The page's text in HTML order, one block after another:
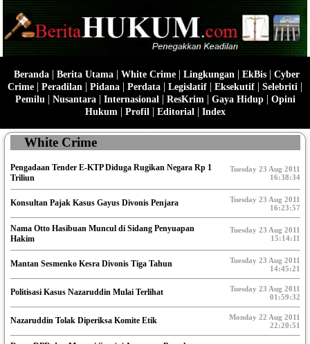
Beranda| Berita Utama| White Crime| Lingkungan | EkBis| Cyber
Crime | Peradilan | Pidana | Perdata | Legislatif | Eksekutif | Selebriti |
Pemilu | Nusantara| Internasional | ResKrim | Gaya Hidup| Opini
Hukum | Profil | Editorial | Index
White Crime
Pengadaan Tender E-KTP Diduga Rugikan Negara Rp 1
Triliun
Tuesday 23 Aug 2011
16:38:34
Konsultan Pajak Kasus Gayus Divonis Penjara
Tuesday 23 Aug 2011
16:23:57
Nama Otto Hasibuan Muncul di Sidang Penyuapan
Hakim
Tuesday 23 Aug 2011
15:14:11
Mantan Sesmenko Kesra Divonis Tiga Tahun
Tuesday 23 Aug 2011
14:45:21
Politisasi Kasus Nazaruddin Mulai Terlihat
Tuesday 23 Aug 2011
01:59:32
Nazaruddin Tolak Diperiksa Komite Etik
Monday 22 Aug 2011
22:20:51